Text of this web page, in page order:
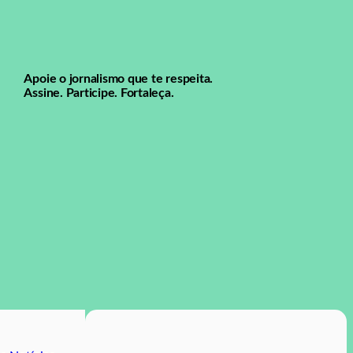
Apoie o jornalismo que te respeita.
Assine. Participe. Fortaleça.